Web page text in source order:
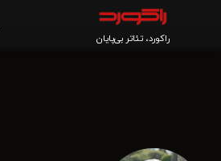
راکورد، تئاتر بی‌پایان